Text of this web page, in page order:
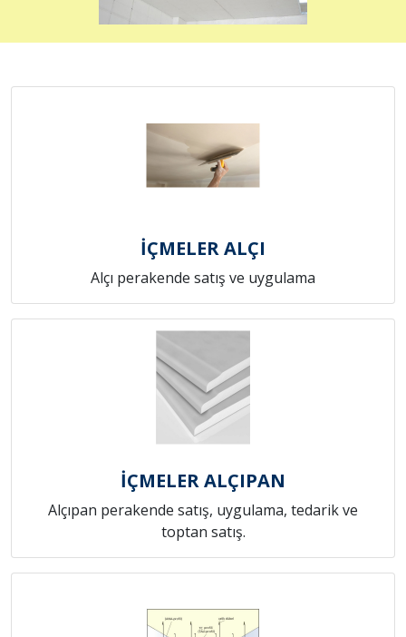
İÇMELER ALÇI
Alçı perakende satış ve uygulama
İÇMELER ALÇIPAN
Alçıpan perakende satış, uygulama, tedarik ve
toptan satış.